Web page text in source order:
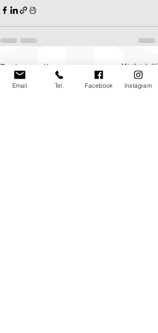
Post recenti Mostra tutti
Email Tel. Facebook Instagram